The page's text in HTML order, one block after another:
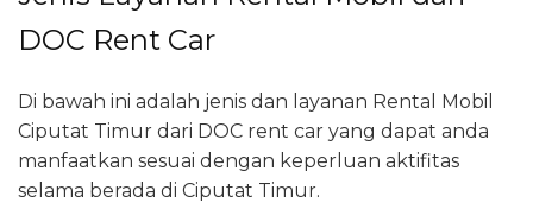
DOC Rent Car
Di bawah ini adalah jenis dan layanan Rental Mobil
Ciputat Timur dari DOC rent car yang dapat anda
manfaatkan sesuai dengan keperluan aktifitas
selama berada di Ciputat Timur.